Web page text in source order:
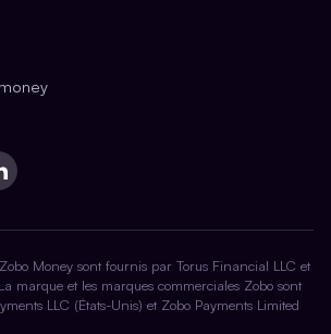
Money sont fournis par Torus Financial LLC et
marque et les marques commerciales Zobo sont
LLC (États-Unis) et Zobo Payments Limited